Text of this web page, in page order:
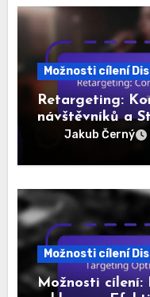
vášní je analyzovat
přetvářejí
Related Post
Možnosti cílení
Retargeting:
návštěvníků a
Jakub Černý